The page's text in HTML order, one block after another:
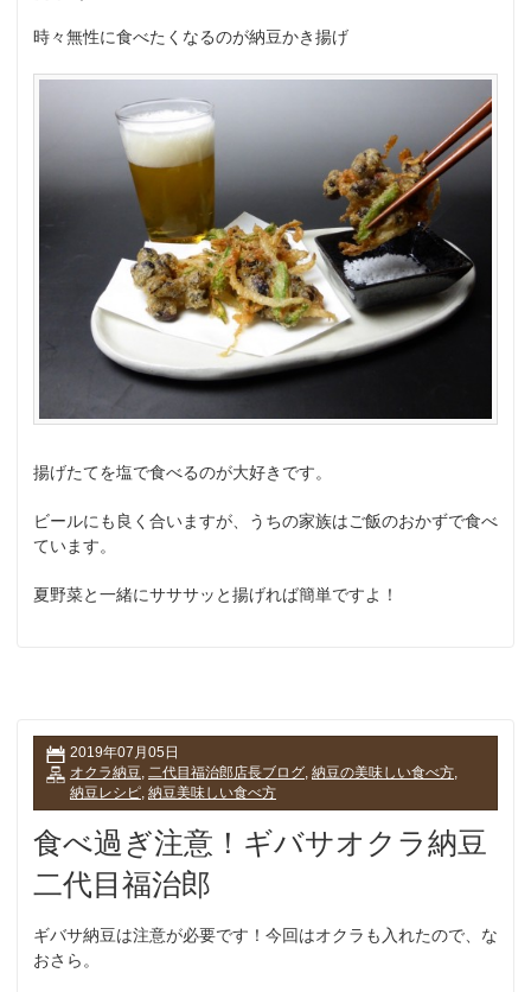
時々無性に食べたくなるのが納豆かき揚げ
揚げたてを塩で食べるのが大好きです。
ビールにも良く合いますが、うちの家族はご飯のおかずで食べ
ています。
夏野菜と一緒にサササッと揚げれば簡単ですよ！
2019年07月05日
オクラ納豆, 二代目福治郎店長ブログ, 納豆の美味しい食べ方,
納豆レシピ, 納豆美味しい食べ方
食べ過ぎ注意！ギバサオクラ納豆
二代目福治郎
ギバサ納豆は注意が必要です！今回はオクラも入れたので、な
おさら。